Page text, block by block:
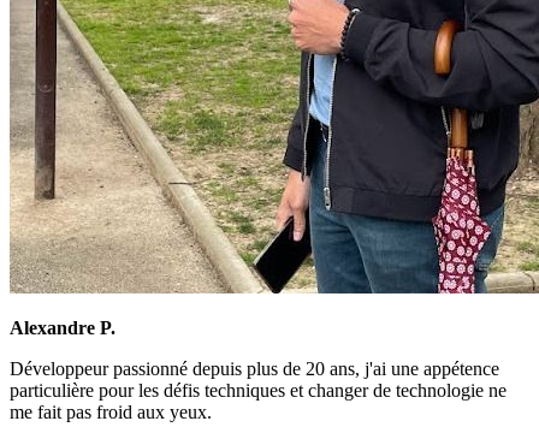
Alexandre P.
Développeur passionné depuis plus de 20 ans, j'ai une appétence
particulière pour les défis techniques et changer de technologie ne
me fait pas froid aux yeux.